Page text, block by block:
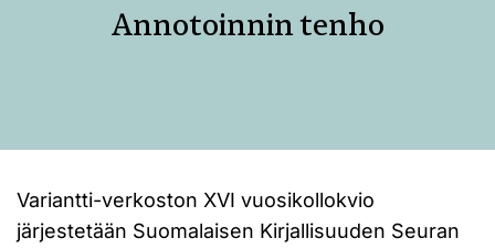
Annotoinnin tenho
Variantti-verkoston XVI vuosikollokvio
järjestetään Suomalaisen Kirjallisuuden Seuran